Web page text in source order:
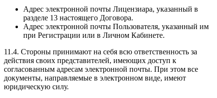
Адрес электронной почты Лицензиара, указанный в
разделе 13 настоящего Договора.
Адрес электронной почты Пользователя, указанный им
при Регистрации или в Личном Кабинете.
11.4. Стороны принимают на себя всю ответственность за
действия своих представителей, имеющих доступ к
согласованным адресам электронной почты. При этом все
документы, направляемые в электронном виде, имеют
юридическую силу.